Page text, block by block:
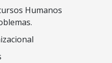
Humanos